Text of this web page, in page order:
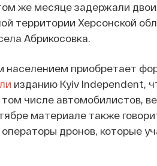
же месяце задержали
территории Херсонской
Абрикосовка.
приобретает
изданию Kyiv Independent,
числе автомобилистов,
материале также
дронов, которые